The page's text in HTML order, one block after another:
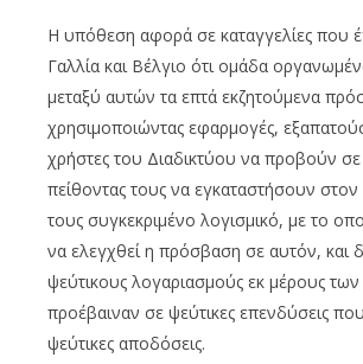
Η υπόθεση αφορά σε καταγγελίες που
Γαλλία και Βέλγιο ότι ομάδα
μεταξύ αυτών τα επτά εκζητούμενα
χρησιμοποιώντας εφαρμογές,
χρήστες του Διαδικτύου να προβούν σε
πείθοντας τους να εγκαταστήσουν
τους συγκεκριμένο λογισμικό, με το
να ελεγχθεί η πρόσβαση σε αυτόν, και
ψεύτικους λογαριασμούς εκ μέρους
προέβαιναν σε ψεύτικες επενδύσεις
ψεύτικες αποδόσεις.